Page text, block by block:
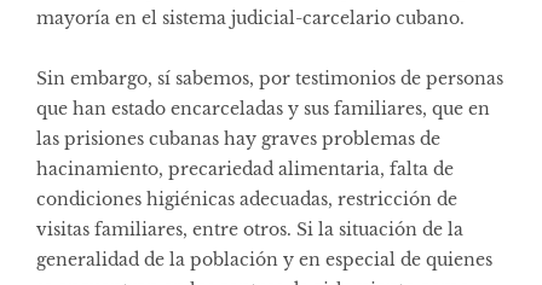
mayoría en el sistema judicial-carcelario cubano.
Sin embargo, sí sabemos, por testimonios de personas
que han estado encarceladas y sus familiares, que en
las prisiones cubanas hay graves problemas de
hacinamiento, precariedad alimentaria, falta de
condiciones higiénicas adecuadas, restricción de
visitas familiares, entre otros. Si la situación de la
generalidad de la población y en especial de quienes